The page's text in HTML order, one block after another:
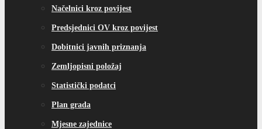
Načelnici kroz povijest
Predsjednici OV kroz povijest
Dobitnici javnih priznanja
Zemljopisni položaj
Statistički podatci
Plan grada
Mjesne zajednice